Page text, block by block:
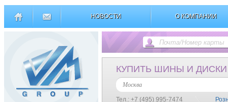
НОВОСТИ О КОМПАНИИ
КУПИТЬ ШИНЫ И ДИСКИ
Москва
Тел.: +7 (495) 995-7474